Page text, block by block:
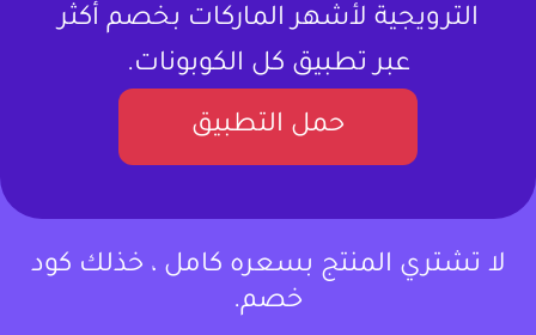
الترويجية لأشهر الماركات بخصم أكثر
عبر تطبيق كل الكوبونات.
حمل التطبيق
لا تشتري المنتج بسعره كامل ، خذلك كود
خصم.